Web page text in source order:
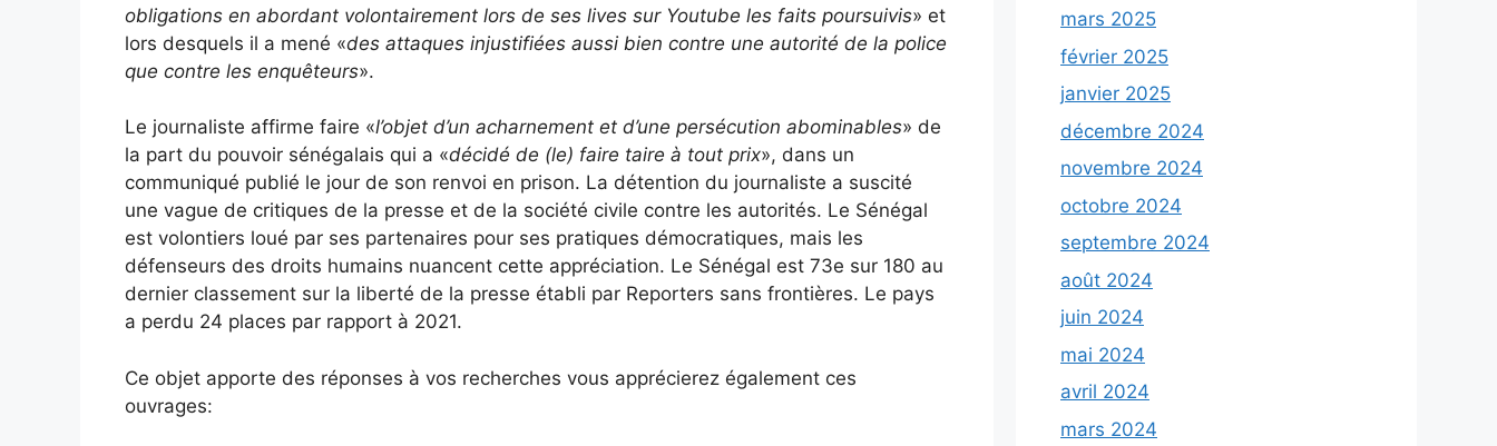
obligations en abordant volontairement lors de ses lives sur Youtube les faits poursuivis» et
lors desquels il a mené «des attaques injustifiées aussi bien contre une autorité de la police
que contre les enquêteurs».
Le journaliste affirme faire «l’objet d’un acharnement et d’une persécution abominables» de
la part du pouvoir sénégalais qui a «décidé de (le) faire taire à tout prix», dans un
communiqué publié le jour de son renvoi en prison. La détention du journaliste a suscité
une vague de critiques de la presse et de la société civile contre les autorités. Le Sénégal
est volontiers loué par ses partenaires pour ses pratiques démocratiques, mais les
défenseurs des droits humains nuancent cette appréciation. Le Sénégal est 73e sur 180 au
dernier classement sur la liberté de la presse établi par Reporters sans frontières. Le pays
a perdu 24 places par rapport à 2021.
Ce objet apporte des réponses à vos recherches vous apprécierez également ces
ouvrages:
mars 2025
février 2025
janvier 2025
décembre 2024
novembre 2024
octobre 2024
septembre 2024
août 2024
juin 2024
mai 2024
avril 2024
mars 2024